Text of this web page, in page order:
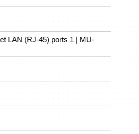
LAN (RJ-45) ports 1 | MU-